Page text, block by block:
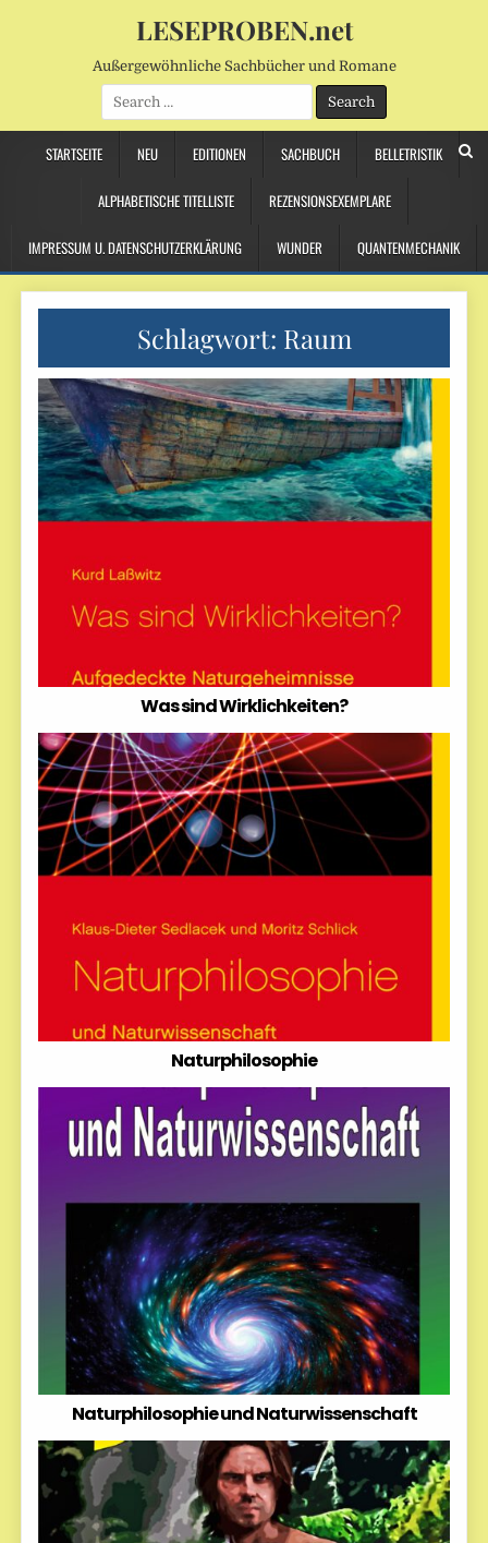
LESEPROBEN.net
Außergewöhnliche Sachbücher und Romane
Search
for:
STARTSEITE NEU EDITIONEN SACHBUCH BELLETRISTIK
ALPHABETISCHE TITELLISTE REZENSIONSEXEMPLARE
IMPRESSUM U. DATENSCHUTZERKLÄRUNG WUNDER QUANTENMECHANIK
Schlagwort: Raum
Was sind Wirklichkeiten?
Naturphilosophie
Naturphilosophie und Naturwissenschaft